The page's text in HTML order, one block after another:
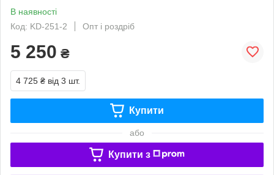
В наявності
Код: KD-251-2
Опт і роздріб
5 250 ₴
4 725 ₴ від 3 шт.
Купити
або
Купити з